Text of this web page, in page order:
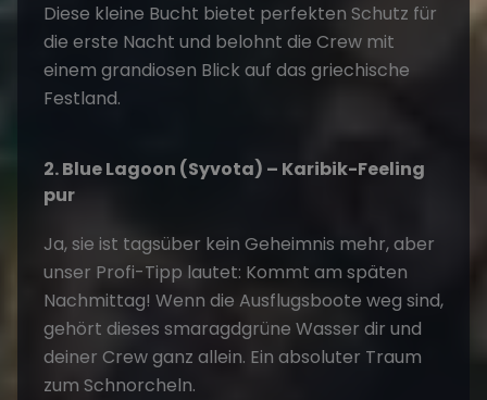
Diese kleine Bucht bietet perfekten Schutz für
die erste Nacht und belohnt die Crew mit
einem grandiosen Blick auf das griechische
Festland.
2. Blue Lagoon (Syvota) – Karibik-Feeling
pur
Ja, sie ist tagsüber kein Geheimnis mehr, aber
unser Profi-Tipp lautet: Kommt am späten
Nachmittag! Wenn die Ausflugsboote weg sind,
gehört dieses smaragdgrüne Wasser dir und
deiner Crew ganz allein. Ein absoluter Traum
zum Schnorcheln.